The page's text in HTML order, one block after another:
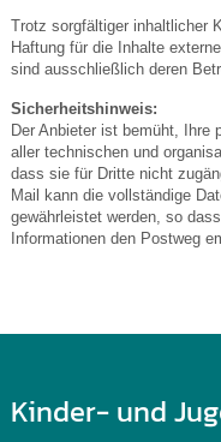
Trotz sorgfältiger inhaltlicher
Haftung für die Inhalte
sind ausschließlich deren
Sicherheitshinweis:
Der Anbieter ist bemüht, Ihre
aller technischen und
dass sie für Dritte nicht
Mail kann die vollständige
gewährleistet werden, so
Informationen den Postweg
Kinder- und